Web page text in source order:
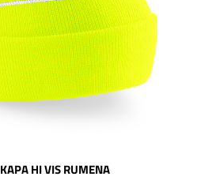
KAPA HI VIS RUMENA